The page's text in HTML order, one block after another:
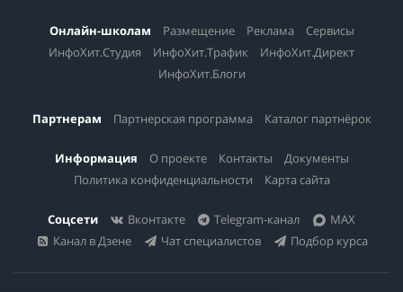
Онлайн-школам Размещение Реклама
Сервисы
ИнфоХит.Студия
ИнфоХит.Трафик
ИнфоХит.Директ
ИнфоХит.Блоги
Партнерам Партнерская программа Каталог партнёрок
Информация О проекте Контакты
Документы
Политика конфиденциальности
Карта сайта
Соцсети Вконтакте Telegram-канал
MAX
Канал в Дзене
Чат специалистов Подбор курса